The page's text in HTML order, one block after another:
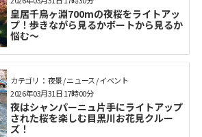
皇居千鳥ヶ淵700mの夜桜をライトアッ
プ！歩きながら見るかボートから見るか
悩む～
カテゴリ： 夜景 / ニュース / イベント
夜はシャンパーニュ片手にライトアップ
された桜を楽しむ目黒川お花見クルー
ズ！
2026年03月31日 17時00分